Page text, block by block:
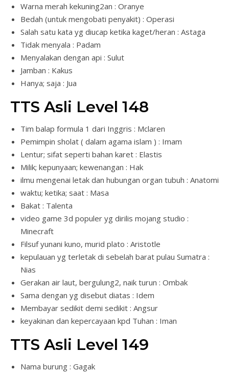
Warna merah kekuning2an : Oranye
Bedah (untuk mengobati penyakit) : Operasi
Salah satu kata yg diucap ketika kaget/heran : Astaga
Tidak menyala : Padam
Menyalakan dengan api : Sulut
Jamban : Kakus
Hanya; saja : Jua
TTS Asli Level 148
Tim balap formula 1 dari Inggris : Mclaren
Pemimpin sholat ( dalam agama islam ) : Imam
Lentur; sifat seperti bahan karet : Elastis
Milik; kepunyaan; kewenangan : Hak
ilmu mengenai letak dan hubungan organ tubuh : Anatomi
waktu; ketika; saat : Masa
Bakat : Talenta
video game 3d populer yg dirilis mojang studio :
Minecraft
Filsuf yunani kuno, murid plato : Aristotle
kepulauan yg terletak di sebelah barat pulau Sumatra :
Nias
Gerakan air laut, bergulung2, naik turun : Ombak
Sama dengan yg disebut diatas : Idem
Membayar sedikit demi sedikit : Angsur
keyakinan dan kepercayaan kpd Tuhan : Iman
TTS Asli Level 149
Nama burung : Gagak